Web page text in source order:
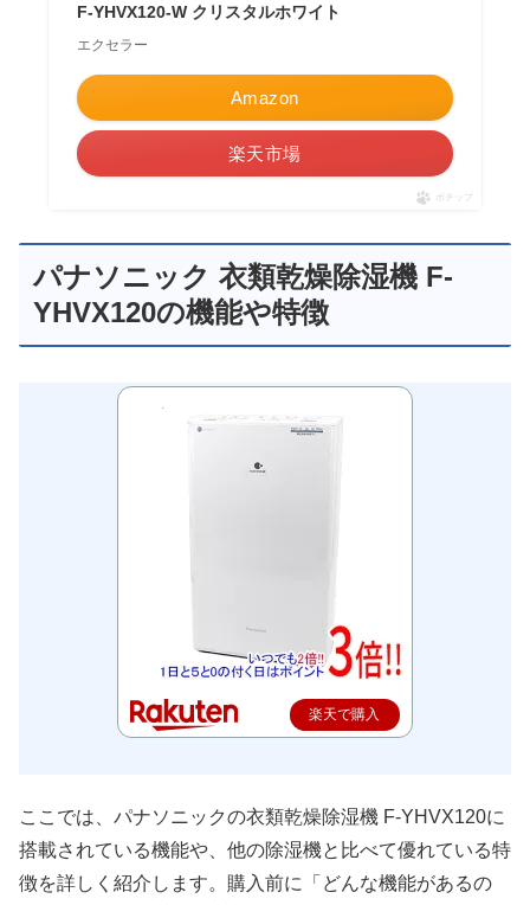
F-YHVX120-W クリスタルホワイト
エクセラー
Amazon
楽天市場
ポチップ
パナソニック 衣類乾燥除湿機 F-
YHVX120の機能や特徴
楽天で購入
ここでは、パナソニックの衣類乾燥除湿機 F-YHVX120に
搭載されている機能や、他の除湿機と比べて優れている特
徴を詳しく紹介します。購入前に「どんな機能があるの